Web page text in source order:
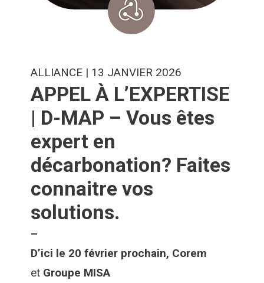
ALLIANCE | 13 JANVIER 2026
APPEL À L’EXPERTISE
| D-MAP – Vous êtes
expert en
décarbonation? Faites
connaitre vos
solutions.
–
D’ici le 20 février prochain, Corem
et Groupe MISA